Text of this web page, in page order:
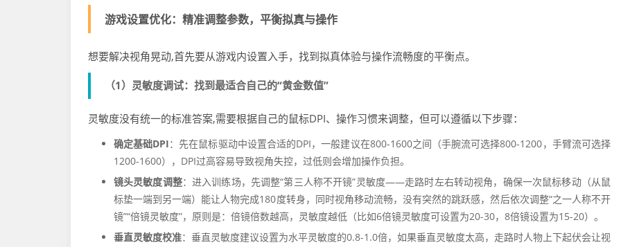
游戏设置优化：精准调整参数，平衡拟真与操作
想要解决视角晃动,首先要从游戏内设置入手，找到拟真体验与操作流畅度的平衡点。
（1）灵敏度调试：找到最适合自己的“黄金数值”
灵敏度没有统一的标准答案,需要根据自己的鼠标DPI、操作习惯来调整，但可以遵循以下步骤：
确定基础DPI：先在鼠标驱动中设置合适的DPI，一般建议在800-1600之间（手腕流可选择800-1200，手臂流可选择
1200-1600），DPI过高容易导致视角失控，过低则会增加操作负担。
镜头灵敏度调整：进入训练场，先调整“第三人称不开镜”灵敏度——走路时左右转动视角，确保一次鼠标移动（从鼠
标垫一端到另一端）能让人物完成180度转身，同时视角移动流畅，没有突然的跳跃感，然后依次调整“之一人称不开
镜”“倍镜灵敏度”，原则是：倍镜倍数越高，灵敏度越低（比如6倍镜灵敏度可设置为20-30，8倍镜设置为15-20）。
垂直灵敏度校准：垂直灵敏度建议设置为水平灵敏度的0.8-1.0倍，如果垂直灵敏度太高，走路时人物上下起伏会让视